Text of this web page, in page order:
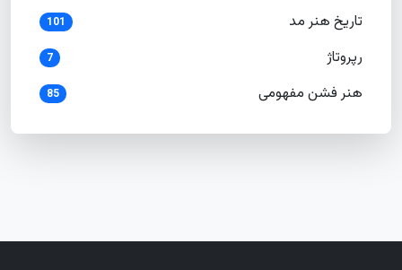
تاریخ هنر مد 101
رپروتاژ 7
هنر فشن مفهومی 85